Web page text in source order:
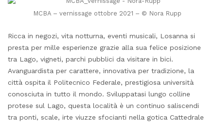
MCBA – vernissage ottobre 2021 – © Nora Rupp
Ricca in negozi, vita notturna, eventi musicali, Losanna si
presta per mille esperienze grazie alla sua felice posizione
tra Lago, vigneti, parchi pubblici da visitare in bici.
Avanguardista per carattere, innovativa per tradizione, la
città ospita il Politecnico Federale, prestigiosa università
conosciuta in tutto il mondo. Sviluppatasi lungo colline
protese sul Lago, questa località è un continuo saliscendi
tra ponti, scale, irte viuzze sfocianti nella gotica Cattedrale